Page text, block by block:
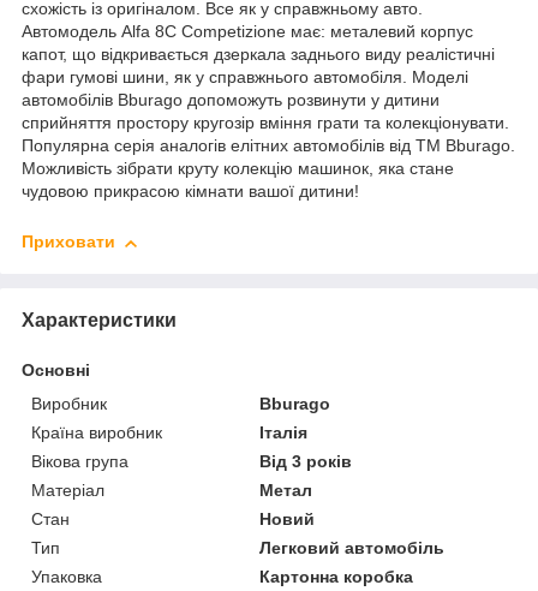
схожість із оригіналом. Все як у справжньому авто.
Автомодель Alfa 8C Competizione має: металевий корпус
капот, що відкривається дзеркала заднього виду реалістичні
фари гумові шини, як у справжнього автомобіля. Моделі
автомобілів Bburago допоможуть розвинути у дитини
сприйняття простору кругозір вміння грати та колекціонувати.
Популярна серія аналогів елітних автомобілів від ТМ Bburago.
Можливість зібрати круту колекцію машинок, яка стане
чудовою прикрасою кімнати вашої дитини!
Приховати
Характеристики
Основні
Виробник
Bburago
Країна виробник
Італія
Вікова група
Від 3 років
Матеріал
Метал
Стан
Новий
Тип
Легковий автомобіль
Упаковка
Картонна коробка